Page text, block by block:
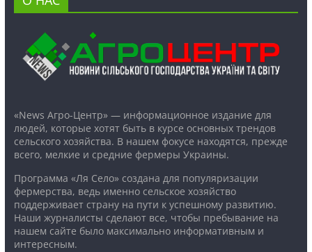
«News Агро-Центр» — информационное издание для
людей, которые хотят быть в курсе основных трендов
сельского хозяйства. В нашем фокусе находятся, прежде
всего, мелкие и средние фермеры Украины.
Программа «Ля Село» создана для популяризации
фермерства, ведь именно сельское хозяйство
поддерживает страну на пути к успешному развитию.
Наши журналисты сделают все, чтобы пребывание на
нашем сайте было максимально информативным и
интересным.